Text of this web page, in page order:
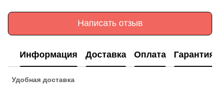
Написать отзыв
Информация Доставка Оплата Гарантия
Удобная доставка